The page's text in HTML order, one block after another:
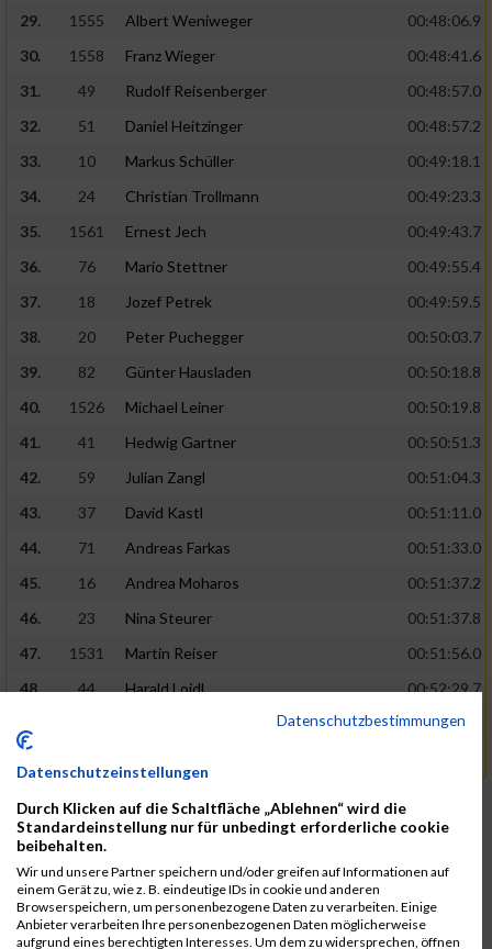
29.
1555 Albert Weniweger
00:48:06.9
30.
1558 Franz Wieger
00:48:41.6
31.
49 Rudolf Reisenberger
00:48:57.0
32.
51 Daniel Heitzinger
00:48:57.2
33.
10 Markus Schüller
00:49:18.1
34.
24 Christian Trollmann
00:49:23.3
35.
1561 Ernest Jech
00:49:43.7
36.
76 Mario Stettner
00:49:55.4
37.
18 Jozef Petrek
00:49:59.5
38.
20 Peter Puchegger
00:50:03.7
39.
82 Günter Hausladen
00:50:18.8
40.
1526 Michael Leiner
00:50:19.8
41.
41 Hedwig Gartner
00:50:51.3
42.
59 Julian Zangl
00:51:04.3
43.
37 David Kastl
00:51:11.0
44.
71 Andreas Farkas
00:51:33.0
45.
16 Andrea Moharos
00:51:37.2
46.
23 Nina Steurer
00:51:37.8
47.
1531 Martin Reiser
00:51:56.0
48.
44 Harald Loidl
00:52:29.7
00:52:31.2
« 1
Legende:
GPos = Geschlechter Position, KPos = Kategorie Position, TPos =
Team Position, DNS = Did not start, DNF = Did not finish, DQ =
Disqualifiziert
Datenschutzbestimmungen
Datenschutzeinstellungen
Durch Klicken auf die Schaltfläche „Ablehnen“ wird die
Standardeinstellung nur für unbedingt erforderliche cookie
beibehalten.
Wir und unsere Partner speichern und/oder greifen auf Informationen auf
einem Gerät zu, wie z. B. eindeutige IDs in cookie und anderen
Browserspeichern, um personenbezogene Daten zu verarbeiten. Einige
Anbieter verarbeiten Ihre personenbezogenen Daten möglicherweise
aufgrund eines berechtigten Interesses. Um dem zu widersprechen, öffnen